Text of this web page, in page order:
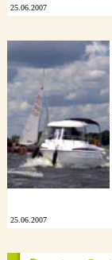
25.06.2007
25.06.2007